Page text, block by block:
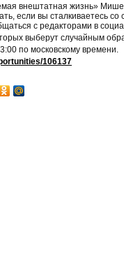
внештатная жизнь»
если вы сталкиваетесь
с редакторами в
выберут случайным
по московскому времени.
106137